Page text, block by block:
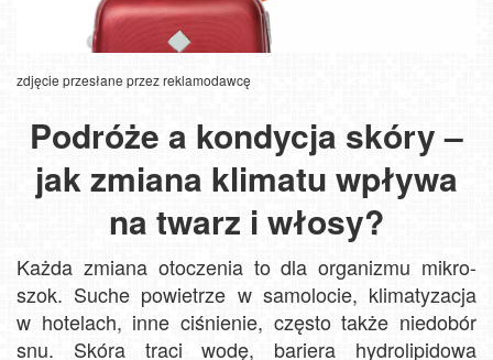
zdjęcie przesłane przez reklamodawcę
Podróże a kondycja skóry –
jak zmiana klimatu wpływa
na twarz i włosy?
Każda zmiana otoczenia to dla organizmu mikro-
szok. Suche powietrze w samolocie, klimatyzacja
w hotelach, inne ciśnienie, często także niedobór
snu. Skóra traci wodę, bariera hydrolipidowa